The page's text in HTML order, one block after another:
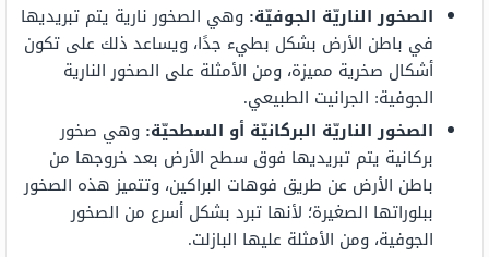
الصخور الناريّة الجوفيّة: وهي الصخور نارية يتم تبريديها
في باطن الأرض بشكل بطيء جدًا، ويساعد ذلك على تكون
أشكال صخرية مميزة، ومن الأمثلة على الصخور النارية
الجوفية: الجرانيت الطبيعي.
الصخور الناريّة البركانيّة أو السطحيّة: وهي صخور
بركانية يتم تبريديها فوق سطح الأرض بعد خروجها من
باطن الأرض عن طريق فوهات البراكين، وتتميز هذه الصخور
ببلوراتها الصغيرة؛ لأنها تبرد بشكل أسرع من الصخور
الجوفية، ومن الأمثلة عليها البازلت.